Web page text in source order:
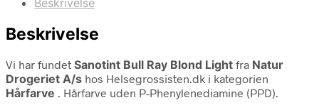
Beskrivelse
Beskrivelse
Vi har fundet Sanotint Bull Ray Blond Light fra Natur
Drogeriet A/s hos Helsegrossisten.dk i kategorien
Hårfarve . Hårfarve uden P-Phenylenediamine (PPD).